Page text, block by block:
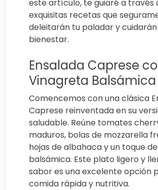
este artículo, te guiaré a través
exquisitas recetas que
deleitarán tu paladar y
bienestar.
Ensalada Caprese
Vinagreta Balsámica
Comencemos con una clásica
Caprese reinventada en su
saludable. Reúne tomates
maduros, bolas de mozzarella
hojas de albahaca y un toque
balsámica. Este plato ligero y
sabor es una excelente opción
comida rápida y nutritiva.